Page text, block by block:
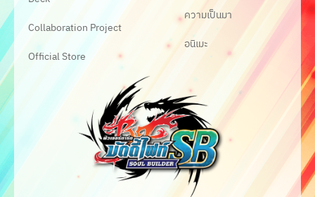
Collaboration Project
Official Store
ความเป็นมา
อนิเมะ